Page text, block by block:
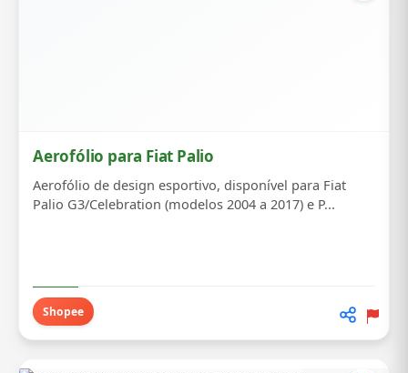
Aerofólio para Fiat Palio
Aerofólio de design esportivo, disponível para Fiat
Palio G3/Celebration (modelos 2004 a 2017) e P...
Shopee